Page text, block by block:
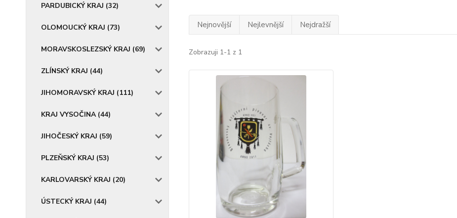
PARDUBICKÝ KRAJ (32)
OLOMOUCKÝ KRAJ (73)
MORAVSKOSLEZSKÝ KRAJ (69)
ZLÍNSKÝ KRAJ (44)
JIHOMORAVSKÝ KRAJ (111)
KRAJ VYSOČINA (44)
JIHOČESKÝ KRAJ (59)
PLZEŇSKÝ KRAJ (53)
KARLOVARSKÝ KRAJ (20)
ÚSTECKÝ KRAJ (44)
Nejnovější Nejlevnější Nejdražší
Zobrazuji 1-1 z 1